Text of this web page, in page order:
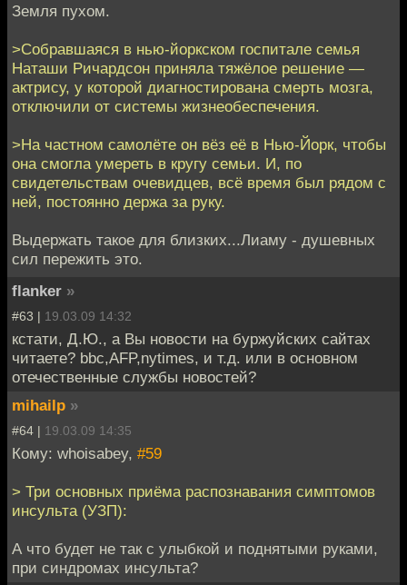
Земля пухом.
>Собравшаяся в нью-йоркском госпитале семья
Наташи Ричардсон приняла тяжёлое решение —
актрису, у которой диагностирована смерть мозга,
отключили от системы жизнеобеспечения.
>На частном самолёте он вёз её в Нью-Йорк, чтобы
она смогла умереть в кругу семьи. И, по
свидетельствам очевидцев, всё время был рядом с
ней, постоянно держа за руку.
Выдержать такое для близких...Лиаму - душевных
сил пережить это.
flanker »
#63 | 19.03.09 14:32
кстати, Д.Ю., а Вы новости на буржуйских сайтах
читаете? bbc,AFP,nytimes, и т.д. или в основном
отечественные службы новостей?
mihailp »
#64 | 19.03.09 14:35
Кому: whoisabey, #59
> Три основных приёма распознавания симптомов
инсульта (УЗП):
А что будет не так с улыбкой и поднятыми руками,
при синдромах инсульта?